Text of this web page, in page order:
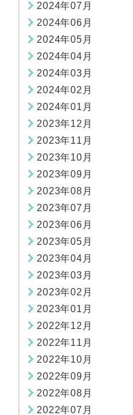
2024年07月
2024年06月
2024年05月
2024年04月
2024年03月
2024年02月
2024年01月
2023年12月
2023年11月
2023年10月
2023年09月
2023年08月
2023年07月
2023年06月
2023年05月
2023年04月
2023年03月
2023年02月
2023年01月
2022年12月
2022年11月
2022年10月
2022年09月
2022年08月
2022年07月